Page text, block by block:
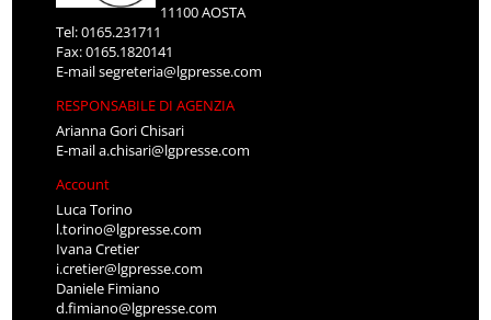
11100 AOSTA
Tel: 0165.231711
Fax: 0165.1820141
E-mailsegreteria@lgpresse.com
RESPONSABILE DI AGENZIA
Arianna Gori Chisari
E-maila.chisari@lgpresse.com
Account
Luca Torino
l.torino@lgpresse.com
Ivana Cretier
i.cretier@lgpresse.com
Daniele Fimiano
d.fimiano@lgpresse.com